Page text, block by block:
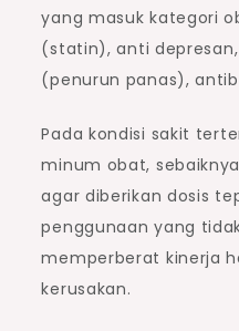
yang masuk kategori
(statin), anti
(penurun panas),
Pada kondisi sakit
minum obat,
agar diberikan dosis
penggunaan yang
memperberat kinerja
kerusakan.